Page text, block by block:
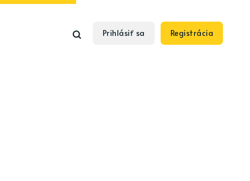
Prihlásiť sa Registrácia